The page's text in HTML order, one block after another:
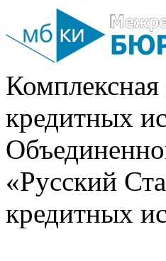
кредитных
«Русский
кредитных